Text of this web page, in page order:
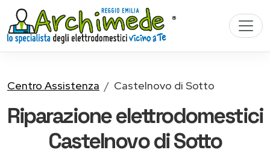
Centro Assistenza Castelnovo di Sotto
Riparazioneelettrodomestici
Castelnovo di Sotto